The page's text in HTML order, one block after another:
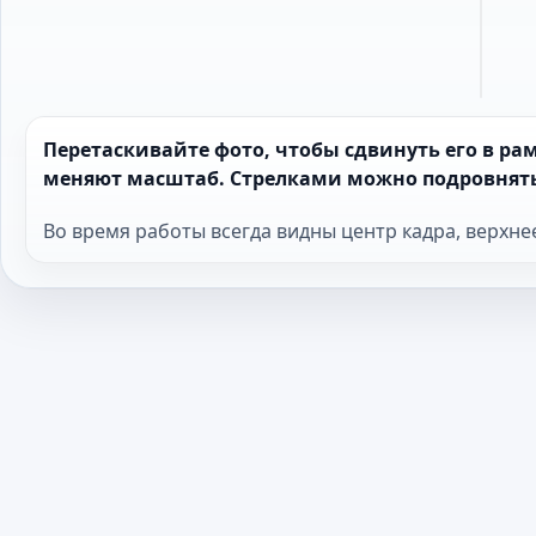
Перетаскивайте фото, чтобы сдвинуть его в
меняют масштаб. Стрелками можно
Во время работы всегда видны центр кадра,